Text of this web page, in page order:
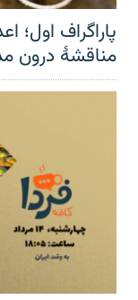
پاراگراف اول؛
مناقشهٔ درون